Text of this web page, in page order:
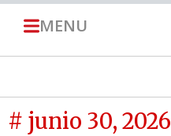
MENU
# junio 30, 2026